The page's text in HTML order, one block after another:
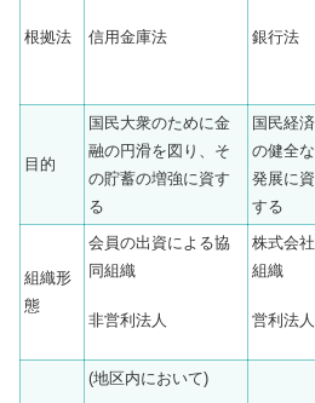
根拠法 信用金庫法 銀行法
目的
国民大衆のために金
融の円滑を図り、そ
の貯蓄の増強に資す
る
国民経済
の健全な
発展に資
する
組織形
態
会員の出資による協
同組織
非営利法人
株式会社
組織
営利法人
(地区内において)